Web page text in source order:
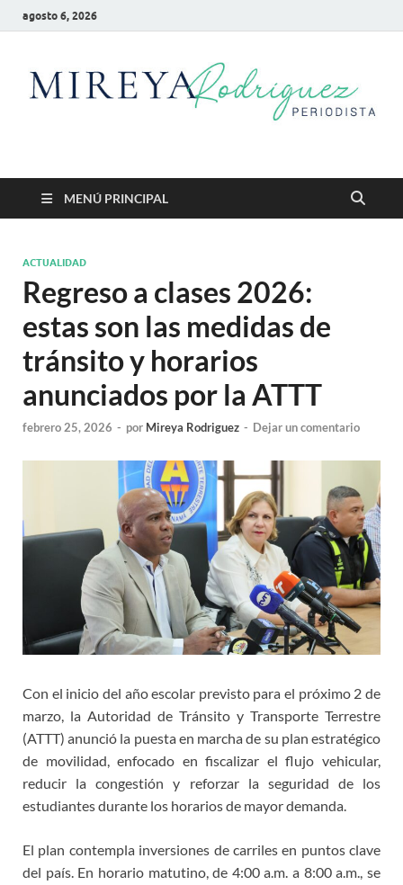
agosto 6, 2026
Mireya Rodriguez
MENÚ PRINCIPAL
ACTUALIDAD
Regreso a clases 2026:
estas son las medidas de
tránsito y horarios
anunciados por la ATTT
febrero 25, 2026 - por Mireya Rodriguez - Dejar un comentario
Con el inicio del año escolar previsto para el próximo 2 de
marzo, la Autoridad de Tránsito y Transporte Terrestre
(ATTT) anunció la puesta en marcha de su plan estratégico
de movilidad, enfocado en fiscalizar el flujo vehicular,
reducir la congestión y reforzar la seguridad de los
estudiantes durante los horarios de mayor demanda.
El plan contempla inversiones de carriles en puntos clave
del país. En horario matutino, de 4:00 a.m. a 8:00 a.m., se